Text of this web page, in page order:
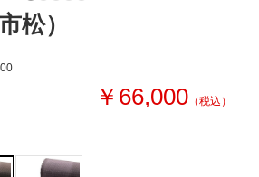
松）
￥66,000 （税込）